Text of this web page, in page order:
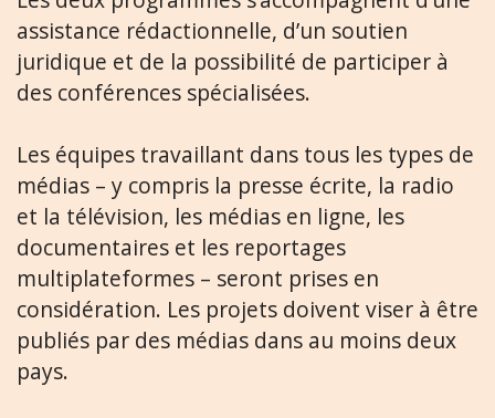
assistance rédactionnelle, d’un soutien
juridique et de la possibilité de participer à
des conférences spécialisées.
Les équipes travaillant dans tous les types de
médias – y compris la presse écrite, la radio
et la télévision, les médias en ligne, les
documentaires et les reportages
multiplateformes – seront prises en
considération. Les projets doivent viser à être
publiés par des médias dans au moins deux
pays.